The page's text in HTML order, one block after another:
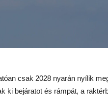
csak 2028 nyarán nyílik
ki bejáratot és rámpát, a